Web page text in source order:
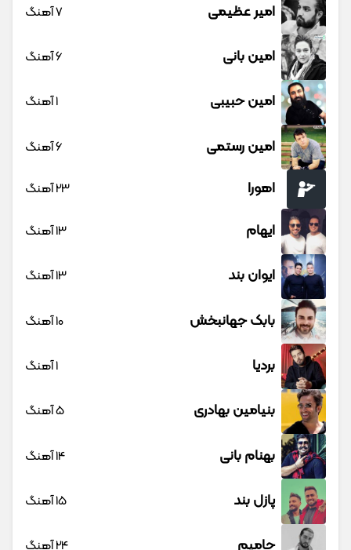
امیر عظیمی 7 آهنگ
امین بانی 6 آهنگ
امین حبیبی 1 آهنگ
امین رستمی 6 آهنگ
اهورا 23 آهنگ
ایهام 13 آهنگ
ایوان بند 13 آهنگ
بابک جهانبخش 10 آهنگ
بردیا 1 آهنگ
بنیامین بهادری 5 آهنگ
بهنام بانی 14 آهنگ
پازل بند 15 آهنگ
24 آهنگ